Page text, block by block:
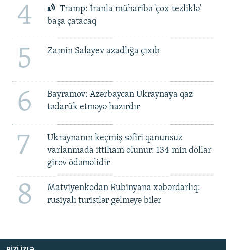
4
Tramp: İranla müharibə 'çox tezliklə'
başa çatacaq
5 Zamin Salayev azadlığa çıxıb
6
Bayramov: Azərbaycan Ukraynaya qaz
tədarük etməyə hazırdır
7
Ukraynanın keçmiş səfiri qanunsuz
varlanmada ittiham olunur: 134 min dollar
girov ödəməlidir
8
Matviyenkodan Rubinyana xəbərdarlıq:
rusiyalı turistlər gəlməyə bilər